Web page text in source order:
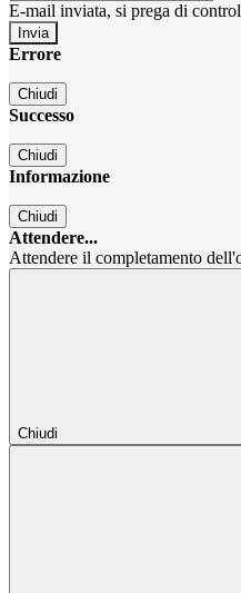
E-mail inviata, si prega di
Errore
Chiudi
Successo
Chiudi
Informazione
Chiudi
Attendere...
Attendere il completamento
Chiudi